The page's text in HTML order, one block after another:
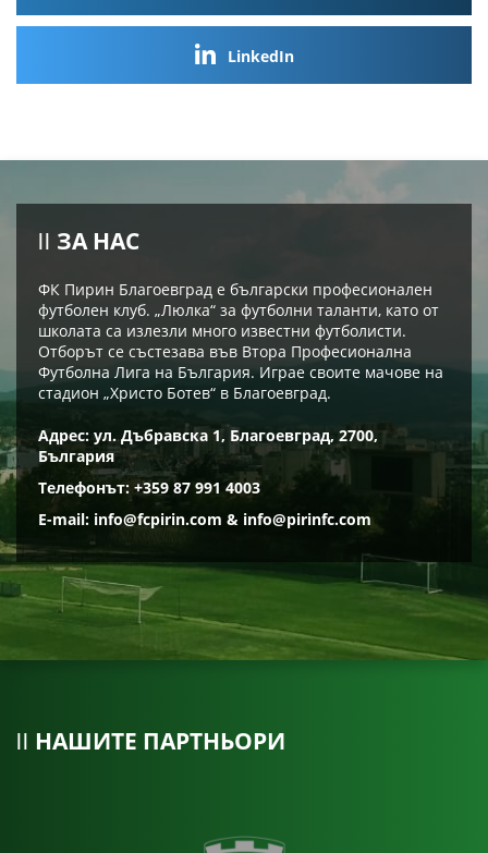
LinkedIn
ЗА НАС
ФК Пирин Благоевград е български професионален
футболен клуб. „Люлка“ за футболни таланти, като от
школата са излезли много известни футболисти.
Отборът се състезава във Втора Професионална
Футболна Лига на България. Играе своите мачове на
стадион „Христо Ботев“ в Благоевград.
Адрес: ул. Дъбравска 1, Благоевград, 2700,
България
Телефонът: +359 87 991 4003
E-mail: info@fcpirin.com & info@pirinfc.com
НАШИТЕ ПАРТНЬОРИ